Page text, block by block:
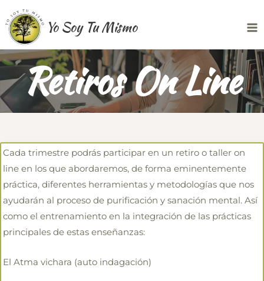
al
contenido
Yo Soy Tu Mismo
Retiros On Line
Cada trimestre podrás participar en un retiro o taller on
line en los que abordaremos, de forma eminentemente
práctica, diferentes herramientas y metodologías que nos
ayudarán al proceso de purificación y sanación mental. Así
como el entrenamiento en la integración de las prácticas
principales de estas enseñanzas:
El Atma vichara (auto indagación)